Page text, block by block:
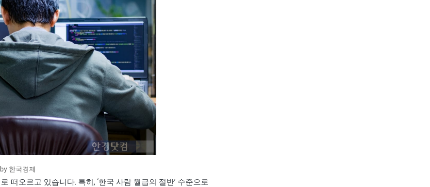
한국경제
떠오르고 있습니다. 특히, ‘한국 사람 월급의 절반’ 수준으로